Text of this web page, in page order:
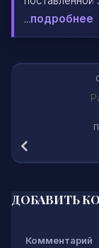
...подробнее
ДОБАВИТЬ
Комментарий